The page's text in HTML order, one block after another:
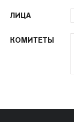
ЛИЦА
КОМИТЕТЫ